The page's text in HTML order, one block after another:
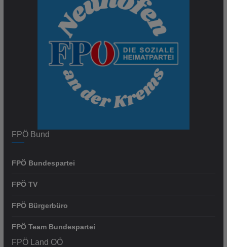
FPÖ Bund
FPÖ Bundespartei
FPÖ TV
FPÖ Bürgerbüro
FPÖ Team Bundespartei
FPÖ Land OÖ